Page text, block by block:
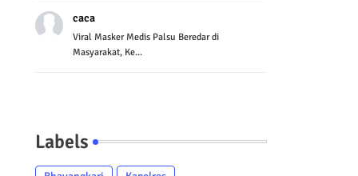
caca
Viral Masker Medis Palsu Beredar di
Masyarakat, Ke...
Labels